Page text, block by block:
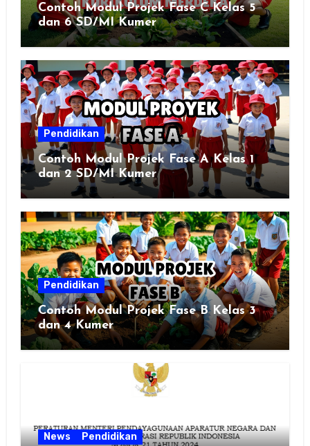
Contoh Modul Projek Fase C Kelas 5
dan 6 SD/MI Kumer
Pendidikan
Contoh Modul Projek Fase A Kelas 1
dan 2 SD/MI Kumer
Pendidikan
Contoh Modul Projek Fase B Kelas 3
dan 4 Kumer
News Pendidikan